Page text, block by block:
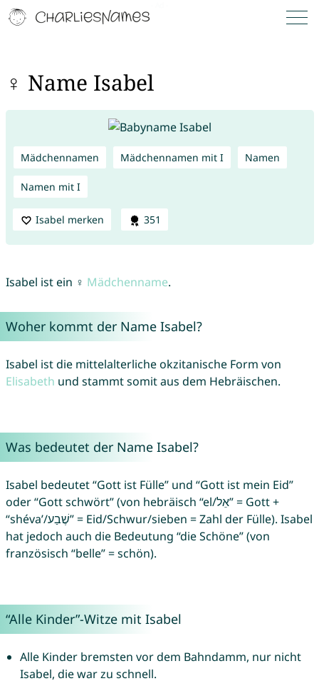
♀ Name Isabel
Mädchennamen Mädchennamen mit I Namen
Namen mit I
Isabel merken 351
Isabel ist ein ♀ Mädchenname.
Woher kommt der Name Isabel?
Isabel ist die mittelalterliche okzitanische Form von
Elisabeth und stammt somit aus dem Hebräischen.
Was bedeutet der Name Isabel?
Isabel bedeutet “Gott ist Fülle” und “Gott ist mein Eid”
oder “Gott schwört” (von hebräisch “el/אֵל” = Gott +
“shéva’/שֶׁבַע” = Eid/Schwur/sieben = Zahl der Fülle). Isabel
hat jedoch auch die Bedeutung “die Schöne” (von
französisch “belle” = schön).
“Alle Kinder”-Witze mit Isabel
Alle Kinder bremsten vor dem Bahndamm, nur nicht
Isabel, die war zu schnell.